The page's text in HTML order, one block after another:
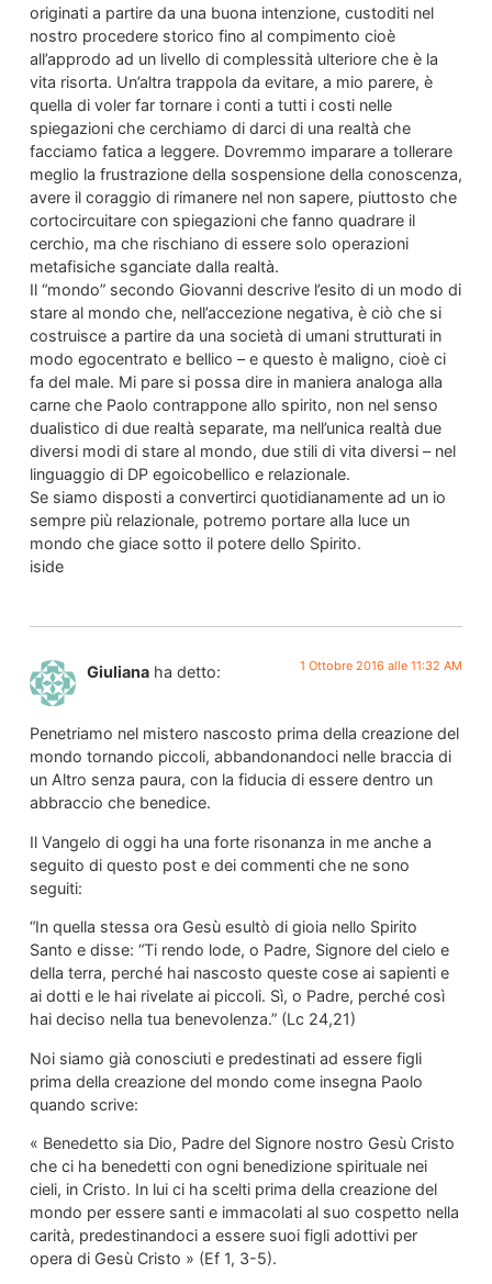
originati a partire da una buona intenzione, custoditi nel
nostro procedere storico fino al compimento cioè
all’approdo ad un livello di complessità ulteriore che è la
vita risorta. Un’altra trappola da evitare, a mio parere, è
quella di voler far tornare i conti a tutti i costi nelle
spiegazioni che cerchiamo di darci di una realtà che
facciamo fatica a leggere. Dovremmo imparare a tollerare
meglio la frustrazione della sospensione della conoscenza,
avere il coraggio di rimanere nel non sapere, piuttosto che
cortocircuitare con spiegazioni che fanno quadrare il
cerchio, ma che rischiano di essere solo operazioni
metafisiche sganciate dalla realtà.
Il “mondo” secondo Giovanni descrive l’esito di un modo di
stare al mondo che, nell’accezione negativa, è ciò che si
costruisce a partire da una società di umani strutturati in
modo egocentrato e bellico – e questo è maligno, cioè ci
fa del male. Mi pare si possa dire in maniera analoga alla
carne che Paolo contrappone allo spirito, non nel senso
dualistico di due realtà separate, ma nell’unica realtà due
diversi modi di stare al mondo, due stili di vita diversi – nel
linguaggio di DP egoicobellico e relazionale.
Se siamo disposti a convertirci quotidianamente ad un io
sempre più relazionale, potremo portare alla luce un
mondo che giace sotto il potere dello Spirito.
iside
Giuliana ha detto: 1 Ottobre 2016 alle 11:32 AM
Penetriamo nel mistero nascosto prima della creazione del
mondo tornando piccoli, abbandonandoci nelle braccia di
un Altro senza paura, con la fiducia di essere dentro un
abbraccio che benedice.
Il Vangelo di oggi ha una forte risonanza in me anche a
seguito di questo post e dei commenti che ne sono
seguiti:
“In quella stessa ora Gesù esultò di gioia nello Spirito
Santo e disse: “Ti rendo lode, o Padre, Signore del cielo e
della terra, perché hai nascosto queste cose ai sapienti e
ai dotti e le hai rivelate ai piccoli. Sì, o Padre, perché così
hai deciso nella tua benevolenza.” (Lc 24,21)
Noi siamo già conosciuti e predestinati ad essere figli
prima della creazione del mondo come insegna Paolo
quando scrive:
« Benedetto sia Dio, Padre del Signore nostro Gesù Cristo
che ci ha benedetti con ogni benedizione spirituale nei
cieli, in Cristo. In lui ci ha scelti prima della creazione del
mondo per essere santi e immacolati al suo cospetto nella
carità, predestinandoci a essere suoi figli adottivi per
opera di Gesù Cristo » (Ef 1, 3-5).